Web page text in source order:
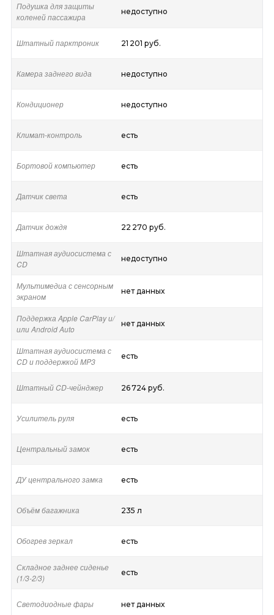
Подушка для защиты
коленей пассажира
недоступно
Штатный парктроник 21 201 руб.
Камера заднего вида недоступно
Кондиционер недоступно
Климат-контроль есть
Бортовой компьютер есть
Датчик света есть
Датчик дождя 22 270 руб.
Штатная аудиосистема с
CD
недоступно
Мультимедиа с сенсорным
экраном
нет данных
Поддержка Apple CarPlay и/
или Android Auto
нет данных
Штатная аудиосистема с
CD и поддержкой MP3
есть
Штатный CD-чейнджер 26 724 руб.
Усилитель руля есть
Центральный замок есть
ДУ центрального замка есть
Объём багажника 235 л
Обогрев зеркал есть
Складное заднее сиденье
(1/3-2/3)
есть
Светодиодные фары нет данных